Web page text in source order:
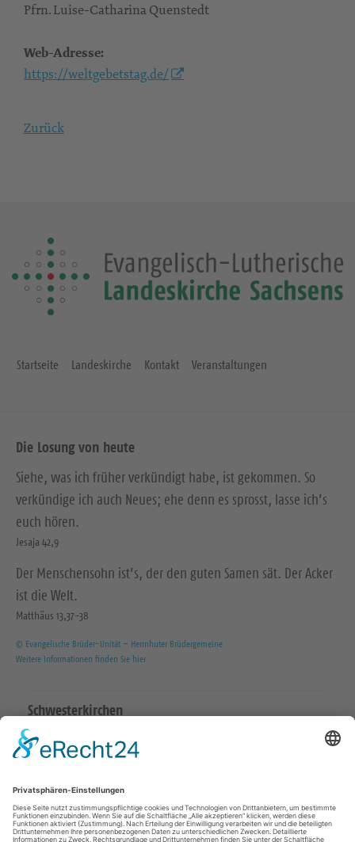
Pfrn. Luise-Catharina Quenstedt
Web-Adresse:
https://weltgebetstag.de/
Zurück
Startseite Landeskirche Kontakt Veranstaltungen
Die Losung von heute
Siehe, was ich früher verkündigt habe, ist gekommen. So
verkündige ich auch Neues; ehe denn es sprosst, lasse ich’s
euch hören.
Jesaja 42,9
Der Menschensohn ist’s, der den guten Samen sät. Der Acker
ist die Welt.
Matthäus 13,37-38
© Evangelische Brüder-Unität – Herrnhuter Brüdergemeine
Weitere Informationen finden Sie hier
Schwesterkirchen
Ev.-Luth. Martinskirchgemeinde Hirschstein
Ev.-Luth. Friedenskirchgemeinde Staucha
Ev.-Luth. Kirchgemeinde Strehla
Ev.-Luth. Christuskirchgemeinde Zeithain